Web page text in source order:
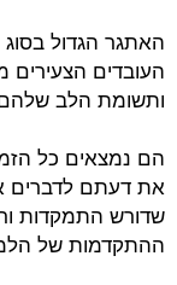
האתגר הגדול
ותשומת הלב
הם נמצאים כל
את דעתם לדברים
שדורש התמקדות
ההתקדמות של